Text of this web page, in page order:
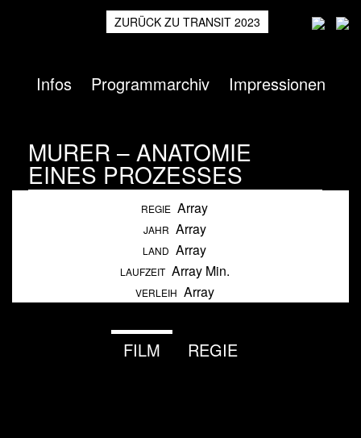
ZURÜCK ZU TRANSIT 2023
Infos Programmarchiv Impressionen
MURER – ANATOMIE
EINES PROZESSES
REGIE Array
JAHR Array
LAND Array
LAUFZEIT Array Min.
VERLEIH Array
FILM REGIE